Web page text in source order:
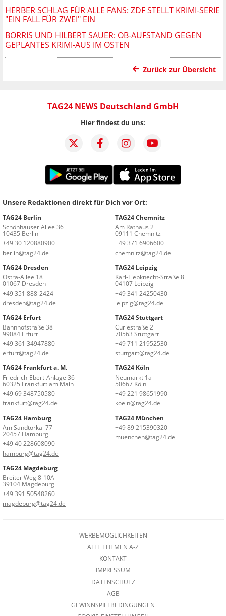
HERBER SCHLAG FÜR ALLE FANS: ZDF STELLT KRIMI-SERIE
"EIN FALL FÜR ZWEI" EIN
BORRIS UND HILBERT SAUER: OB-AUFSTAND GEGEN
GEPLANTES KRIMI-AUS IM OSTEN
Zurück zur Übersicht
TAG24 NEWS Deutschland GmbH
Hier findest du uns:
Unsere Redaktionen direkt für Dich vor Ort:
TAG24 Berlin
Schönhauser Allee 36
10435 Berlin
+49 30 120880900
berlin@tag24.de
TAG24 Chemnitz
Am Rathaus 2
09111 Chemnitz
+49 371 6906600
chemnitz@tag24.de
TAG24 Dresden
Ostra-Allee 18
01067 Dresden
+49 351 888-2424
dresden@tag24.de
TAG24 Leipzig
Karl-Liebknecht-Straße 8
04107 Leipzig
+49 341 24250430
leipzig@tag24.de
TAG24 Erfurt
Bahnhofstraße 38
99084 Erfurt
+49 361 34947880
erfurt@tag24.de
TAG24 Stuttgart
Curiestraße 2
70563 Stuttgart
+49 711 21952530
stuttgart@tag24.de
TAG24 Frankfurt a. M.
Friedrich-Ebert-Anlage 36
60325 Frankfurt am Main
+49 69 348750580
frankfurt@tag24.de
TAG24 Köln
Neumarkt 1a
50667 Köln
+49 221 98651990
koeln@tag24.de
TAG24 Hamburg
Am Sandtorkai 77
20457 Hamburg
+49 40 228608090
hamburg@tag24.de
TAG24 München
+49 89 215390320
muenchen@tag24.de
TAG24 Magdeburg
Breiter Weg 8-10A
39104 Magdeburg
+49 391 50548260
magdeburg@tag24.de
WERBEMÖGLICHKEITEN
ALLE THEMEN A-Z
KONTAKT
IMPRESSUM
DATENSCHUTZ
AGB
GEWINNSPIELBEDINGUNGEN